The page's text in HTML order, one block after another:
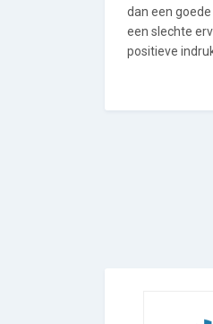
dan een
een slechte
positieve